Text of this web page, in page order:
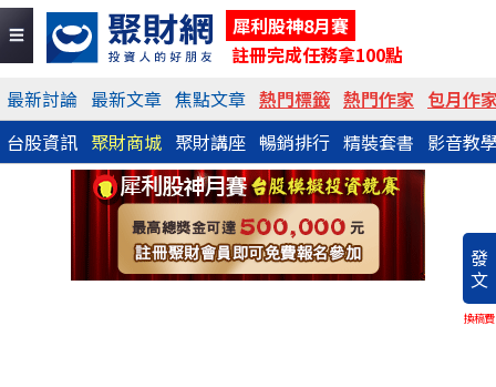
犀利股神8月賽
註冊完成任務拿100點
最新討論 最新文章 焦點文章 熱門標籤 熱門作家 包月作
台股資訊 聚財商城 聚財講座 暢銷排行 精裝套書 影音教
發
文
換稿費